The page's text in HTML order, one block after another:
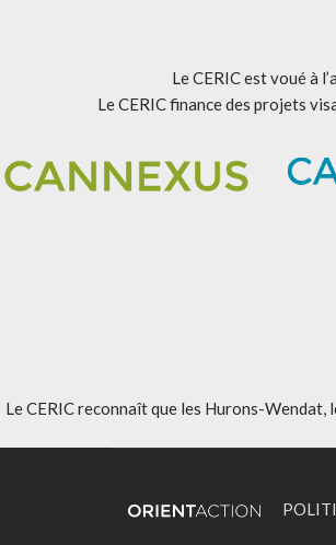
Le CERIC est voué à
Le CERIC finance des projets
Le CERIC reconnaît que les Hurons-